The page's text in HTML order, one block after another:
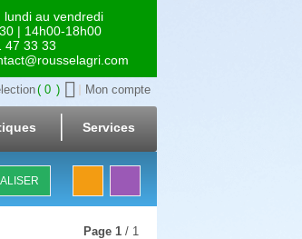
lundi au vendredi
| 14h00-18h00
47 33 33
0 Mon compte
Services
Page 1 / 1